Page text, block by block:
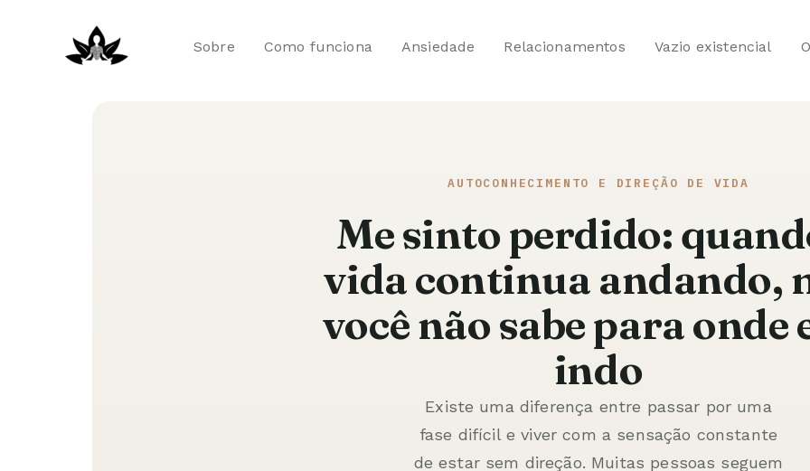
Sobre Como funciona Ansiedade Relacionamentos Vazio existencial
AUTOCONHECIMENTO E DIREÇÃO DE VIDA
Me sinto perdido:
vida continua andando,
você não sabe para onde
indo
Existe uma diferença entre passar por uma
fase difícil e viver com a sensação constante
de estar sem direção. Muitas pessoas seguem